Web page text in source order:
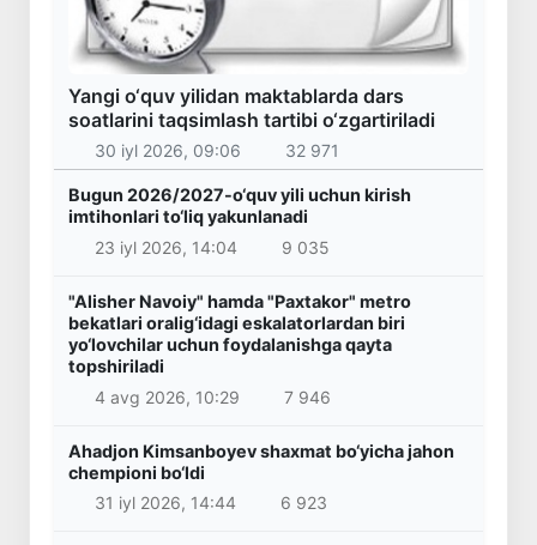
Yangi o‘quv yilidan maktablarda dars
soatlarini taqsimlash tartibi o‘zgartiriladi
30 iyl 2026, 09:06 32 971
Bugun 2026/2027-o‘quv yili uchun kirish
imtihonlari to‘liq yakunlanadi
23 iyl 2026, 14:04
9 035
"Alisher Navoiy" hamda "Paxtakor" metro
bekatlari oralig‘idagi eskalatorlardan biri
yo‘lovchilar uchun foydalanishga qayta
topshiriladi
4 avg 2026, 10:29
7 946
Ahadjon Kimsanboyev shaxmat bo‘yicha jahon
chempioni bo‘ldi
31 iyl 2026, 14:44
6 923